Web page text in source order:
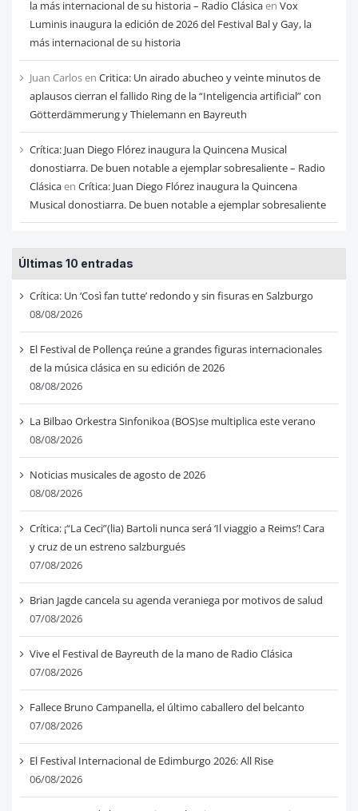
la más internacional de su historia – Radio Clásicaen Vox
Luminis inaugura la edición de 2026 del Festival Bal y Gay, la
más internacional de su historia
Juan Carlosen Critica: Un airado abucheo y veinte minutos de
aplausos cierran el fallido Ring de la “Inteligencia artificial” con
Götterdämmerung y Thielemann en Bayreuth
Crítica: Juan Diego Flórez inaugura la Quincena Musical
donostiarra. De buen notable a ejemplar sobresaliente – Radio
Clásicaen Crítica: Juan Diego Flórez inaugura la Quincena
Musical donostiarra. De buen notable a ejemplar sobresaliente
Últimas 10 entradas
Crítica: Un ‘Così fan tutte’ redondo y sin fisuras en Salzburgo
08/08/2026
El Festival de Pollença reúne a grandes figuras internacionales
de la música clásica en su edición de 2026
08/08/2026
La Bilbao Orkestra Sinfonikoa (BOS)se multiplica este verano
08/08/2026
Noticias musicales de agosto de 2026
08/08/2026
Crítica: ¡“La Ceci”(lia) Bartoli nunca será ‘Il viaggio a Reims’! Cara
y cruz de un estreno salzburgués
07/08/2026
Brian Jagde cancela su agenda veraniega por motivos de salud
07/08/2026
Vive el Festival de Bayreuth de la mano de Radio Clásica
07/08/2026
Fallece Bruno Campanella, el último caballero del belcanto
07/08/2026
El Festival Internacional de Edimburgo 2026: All Rise
06/08/2026